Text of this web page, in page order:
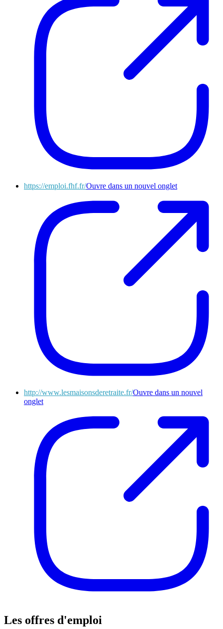
https://emploi.fhf.fr/Ouvre dans un nouvel onglet
http://www.lesmaisonsderetraite.fr/Ouvre dans un nouvel
onglet
Les offres d'emploi